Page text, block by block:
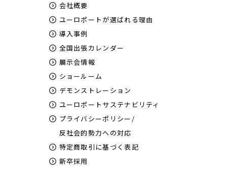
会社概要
ユーロポートが選ばれる理由
導入事例
全国出張カレンダー
展示会情報
ショールーム
デモンストレーション
ユーロポートサステナビリティ
プライバシーポリシー/
反社会的勢力への対応
特定商取引に基づく表記
新卒採用